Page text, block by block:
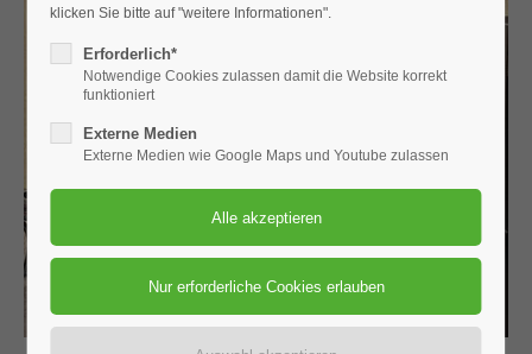
klicken Sie bitte auf "weitere Informationen".
Erforderlich*
Notwendige Cookies zulassen damit die Website korrekt
funktioniert
Externe Medien
Externe Medien wie Google Maps und Youtube zulassen